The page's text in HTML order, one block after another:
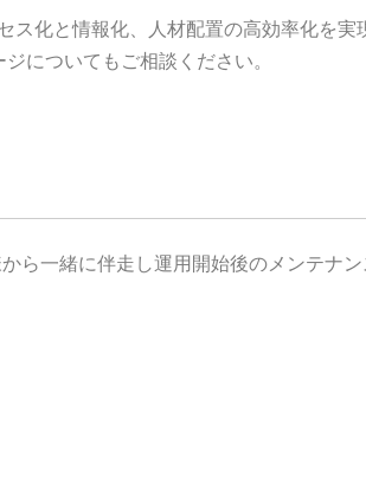
化と情報化、人材配置の高効率化を実
についてもご相談ください。
一緒に伴走し運用開始後のメンテナン